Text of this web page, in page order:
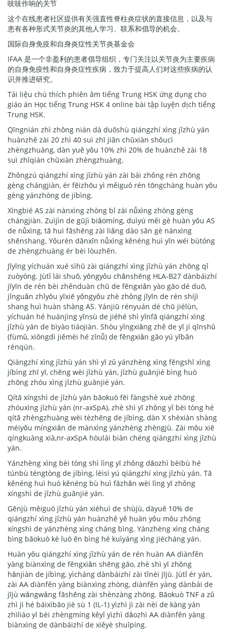
吱吱作响的关节
这个在线患者社区提供有关强直性脊柱炎症状的直接信息，以及与
患有各种形式关节炎的其他人学习、联系和倡导的机会。
国际自身免疫和自身炎症性关节炎基金会
IFAA 是一个非盈利的患者倡导组织，专门关注以关节炎为主要疾病
的自身免疫性和自身炎症性疾病，致力于提高人们对这些疾病的认
识并推进研究。
Tài liệu chú thích phiên âm tiếng Trung HSK ứng dụng cho
giáo án Học tiếng Trung HSK 4 online bài tập luyện dịch tiếng
Trung HSK.
Qīngnián zhì zhōng nián dà duōshù qiángzhí xìng jǐzhù yán
huànzhě zài 20 zhì 40 suì zhī jiān chūxiàn shǒucì
zhèngzhuàng, dàn yuē yǒu 10% zhì 20% de huànzhě zài 18
suì zhīqián chūxiàn zhèngzhuàng.
Zhǒngzú qiángzhí xìng jǐzhù yán zài bái zhǒng rén zhōng
gèng chángjiàn, ér fēizhōu yì měiguó rén tōngcháng huàn yǒu
gèng yánzhòng de jíbìng.
Xìngbié AS zài nánxìng zhòng bǐ zài nǚxìng zhòng gèng
chángjiàn. Zuìjìn de gūjì biǎomíng, duìyú měi gè huàn yǒu AS
de nǚxìng, tā huì fāshēng zài liǎng dào sān gè nánxìng
shēnshang. Yǒurén dānxīn nǚxìng kěnéng huì yīn wéi bùtóng
de zhèngzhuàng ér bèi lòuzhěn.
Jīyīng yíchuán xué sìhū zài qiángzhí xìng jǐzhù yán zhōng qǐ
zuòyòng. Jùtǐ lái shuō, yǒngyǒu chǎnshēng HLA-B27 dànbáizhí
jīyīn de rén bèi zhěnduàn chū de fēngxiǎn yào gāo dé duō,
jǐnguǎn zhǐyǒu yīxiē yǒngyǒu zhè zhǒng jīyīn de rén shíjì
shang huì huàn shàng AS. Yánjiū rényuán dé chū jiélùn,
yíchuán hé huánjìng yīnsù de jiéhé shì yǐnfā qiángzhí xìng
jǐzhù yán de bìyào tiáojiàn. Shòu yǐngxiǎng zhě de yī jí qīnshǔ
(fùmǔ, xiōngdì jiěmèi hé zǐnǚ) de fēngxiǎn gāo yú yībān
rénqún.
Qiángzhí xìng jǐzhù yán shì yī zǔ yánzhèng xìng fēngshī xìng
jíbìng zhī yī, chēng wèi jǐzhù yán, jǐzhù guānjié bìng huò
zhōng zhóu xìng jǐzhù guānjié yán.
Qítā xíngshì de jǐzhù yán bāokuò fēi fàngshè xué zhōng
zhóuxìng jǐzhù yán (nr-axSpA), zhè shì yī zhǒng yǐ bèi tòng hé
qítā zhèngzhuàng wèi tèzhēng de jíbìng, dàn X shèxiàn shàng
méiyǒu míngxiǎn de mànxìng yánzhèng zhèngjù. Zài mǒu xiē
qíngkuàng xià,nr-axSpA hòulái biàn chéng qiángzhí xìng jǐzhù
yán.
Yánzhèng xìng bèi tòng shì lìng yī zhǒng dǎozhì bèibù hé
túnbù téngtòng de jíbìng, lèisì yú qiángzhí xìng jǐzhù yán. Tā
kěnéng huì huò kěnéng bù huì fāzhǎn wèi lìng yī zhǒng
xíngshì de jǐzhù guānjié yán.
Gēnjù měiguó jǐzhù yán xiéhuì de shùjù, dàyuē 10% de
qiángzhí xìng jǐzhù yán huànzhě yě huàn yǒu mǒu zhǒng
xíngshì de yánzhèng xìng cháng bìng. Yánzhèng xìng cháng
bìng bāokuò kè luó ēn bìng hé kuìyáng xìng jiécháng yán.
Huàn yǒu qiángzhí xìng jǐzhù yán de rén huàn AA diànfěn
yàng biànxìng de fēngxiǎn shēng gāo, zhè shì yī zhǒng
hǎnjiàn de jíbìng, yìcháng dànbáizhí zài tǐnèi jījù. Jùtǐ ér yán,
zài AA diànfěn yàng biànxìng zhòng, diànfěn yàng dànbái de
jījù wǎngwǎng fāshēng zài shènzàng zhōng. Bāokuò TNF a zǔ
zhì jì hé báixìbāo jiè sù 1 (IL-1) yìzhì jì zài nèi de kàng yán
zhìliáo yǐ bèi zhèngmíng kěyǐ yìzhì dǎozhì AA diànfěn yàng
biànxìng de dànbáizhí de xiěyè shuǐpíng.